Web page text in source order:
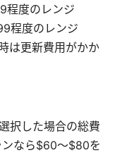
程度のレンジ
程度のレンジ
は更新費用がかか
択した場合の総費
なら$60〜$80を